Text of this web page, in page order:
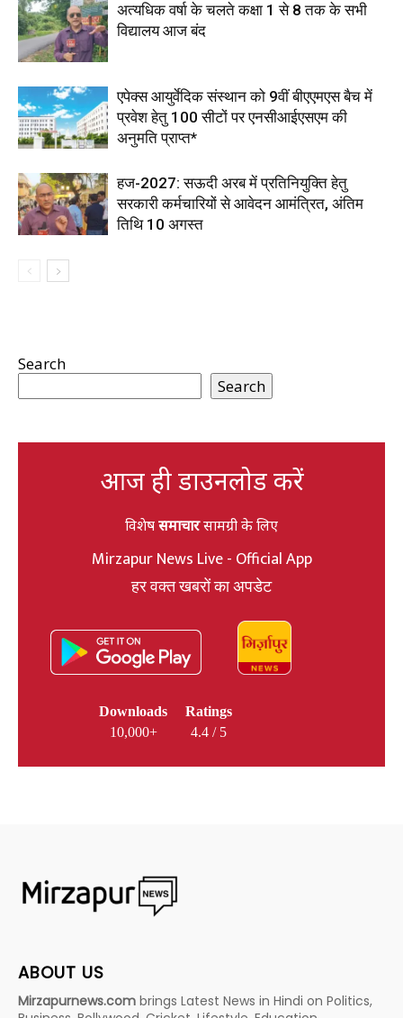
अत्यधिक वर्षा के चलते कक्षा 1 से 8 तक के सभी
विद्यालय आज बंद
एपेक्स आयुर्वेदिक संस्थान को 9वीं बीएएमएस बैच में
प्रवेश हेतु 100 सीटों पर एनसीआईएसएम की
अनुमति प्राप्त*
हज-2027: सऊदी अरब में प्रतिनियुक्ति हेतु
सरकारी कर्मचारियों से आवेदन आमंत्रित, अंतिम
तिथि 10 अगस्त
Search
Search
आज ही डाउनलोड करें
विशेषसमाचारसामग्री के लिए
Mirzapur News Live - Official App
हर वक्त खबरों का अपडेट
Downloads
10,000+
Ratings
4.4 / 5
ABOUT US
Mirzapurnews.com brings Latest News in Hindi on Politics,